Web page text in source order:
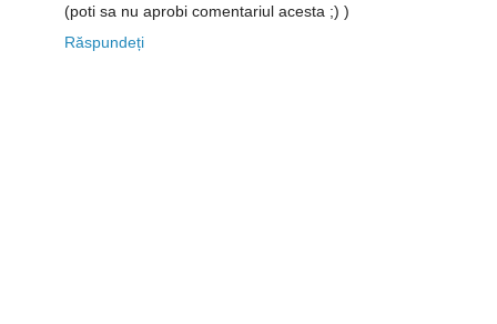
(poti sa nu aprobi comentariul acesta ;) )
Răspundeți